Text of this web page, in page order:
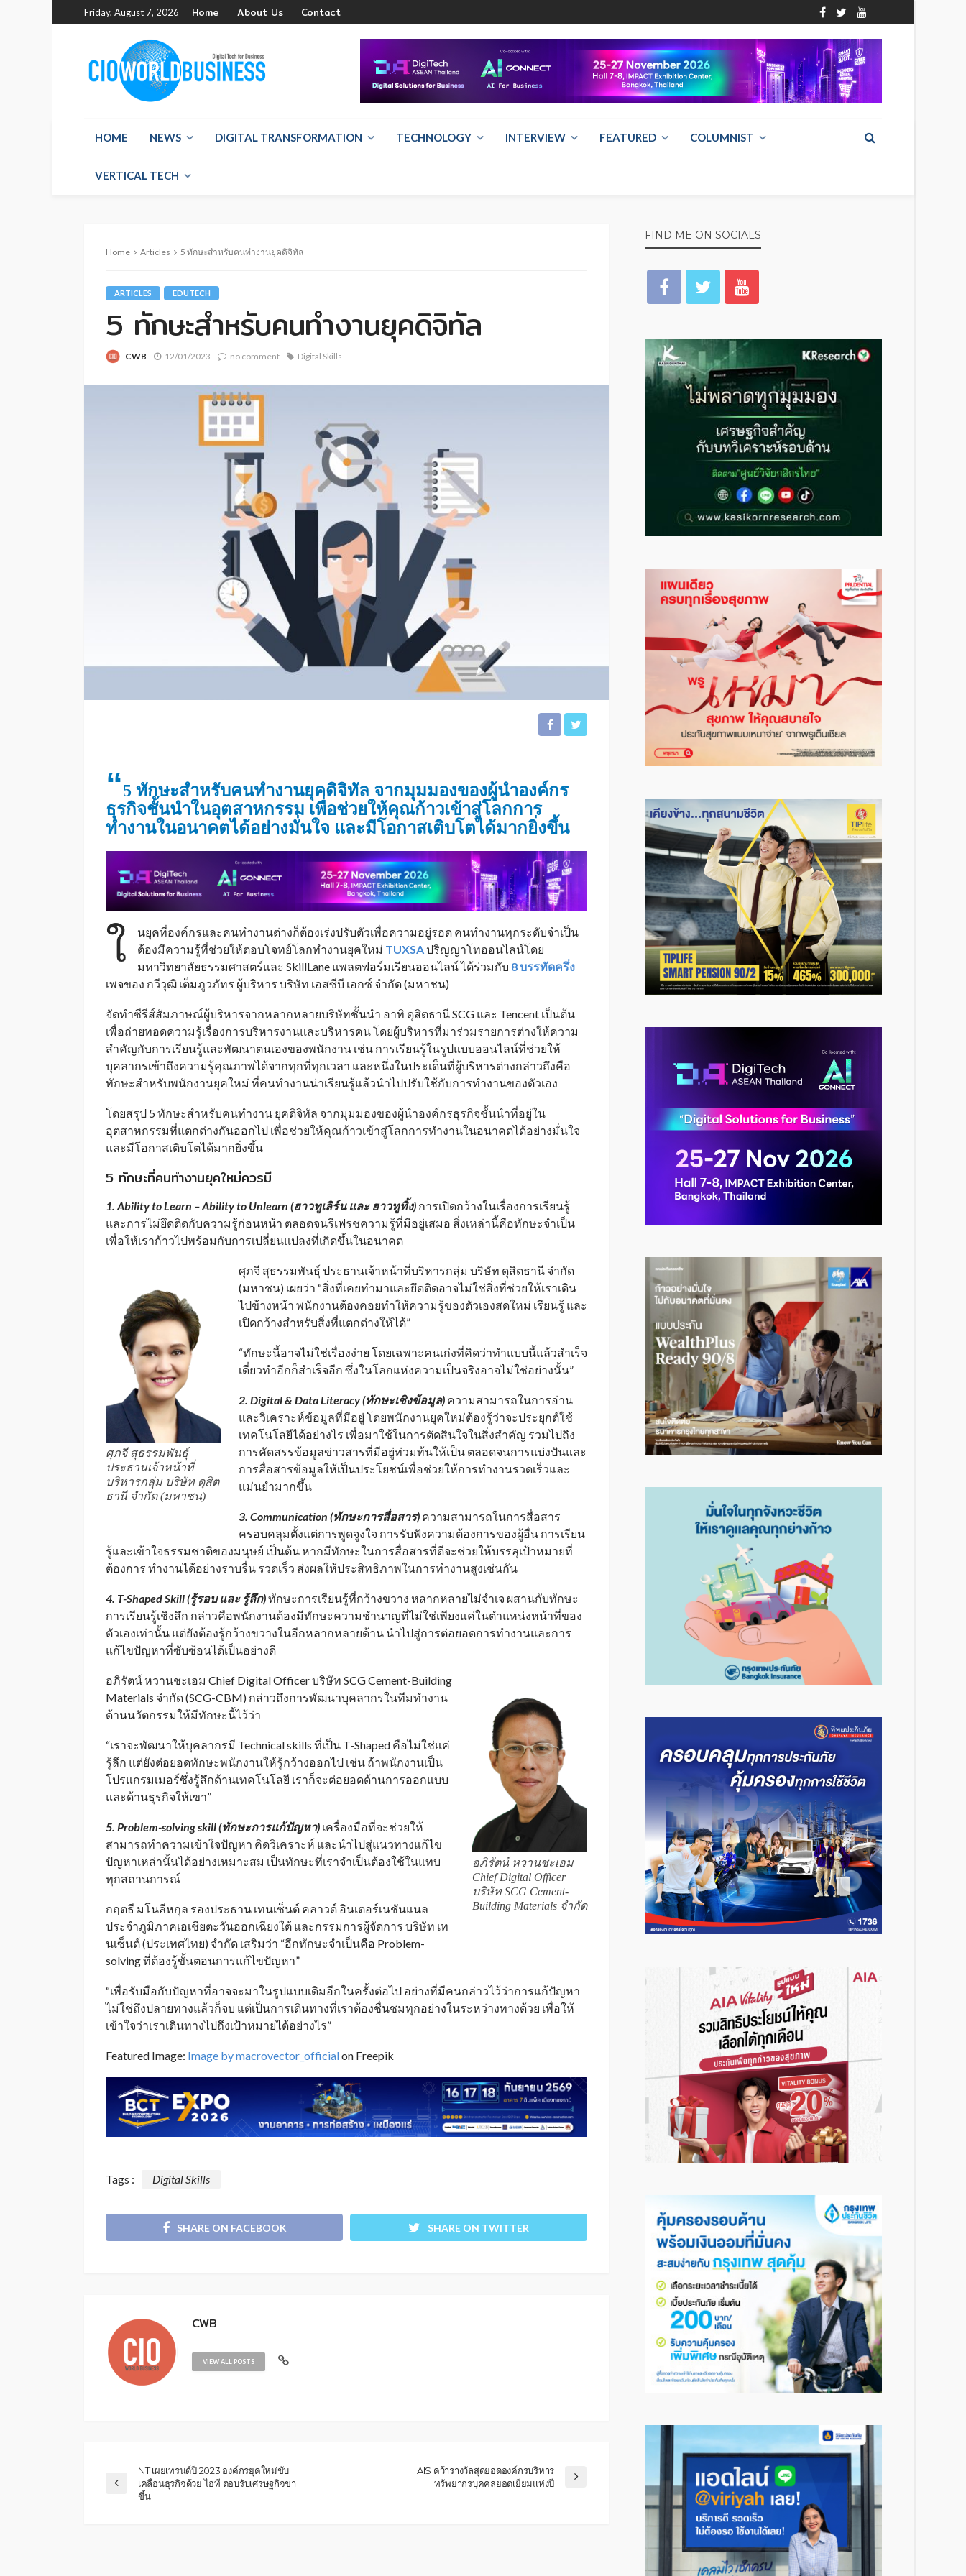
Friday, August 7, 2026 Home About Us Contact
HOME NEWS DIGITAL TRANSFORMATION TECHNOLOGY INTERVIEW FEATURED COLUMNIST
VERTICAL TECH
Home Articles 5 ทักษะสำหรับคนทำงานยุคดิจิทัล
ARTICLES EDUTECH
5 ทักษะสำหรับคนทำงานยุคดิจิทัล
CWB 12/01/2023 no comment Digital Skills
“5 ทักษะสำหรับคนทำงานยุคดิจิทัล จากมุมมองของผู้นำองค์กร
ธุรกิจชั้นนำในอุตสาหกรรม เพื่อช่วยให้คุณก้าวเข้าสู่โลกการ
ทำงานในอนาคตได้อย่างมั่นใจ และมีโอกาสเติบโตได้มากยิ่งขึ้น
ใ
นยุคที่องค์กรและคนทำงานต่างก็ต้องเร่งปรับตัวเพื่อความอยู่รอด คนทำงานทุกระดับจำเป็น
ต้องมีความรู้ที่ช่วยให้ตอบโจทย์โลกทำงานยุคใหม่ TUXSAปริญญาโทออนไลน์โดย
มหาวิทยาลัยธรรมศาสตร์และ SkillLane แพลตฟอร์มเรียนออนไลน์ ได้ร่วมกับ 8 บรรทัดครึ่ง
เพจของ กวีวุฒิ เต็มภูวภัทร ผู้บริหาร บริษัท เอสซีบี เอกซ์ จํากัด (มหาชน)
จัดทำซีรีส์สัมภาษณ์ผู้บริหารจากหลากหลายบริษัทชั้นนำ อาทิ ดุสิตธานี SCG และ Tencent เป็นต้น
เพื่อถ่ายทอดความรู้เรื่องการบริหารงานและบริหารคน โดยผู้บริหารที่มาร่วมรายการต่างให้ความ
สำคัญกับการเรียนรู้และพัฒนาตนเองของพนักงาน เช่น การเรียนรู้ในรูปแบบออนไลน์ที่ช่วยให้
บุคลากรเข้าถึงความรู้คุณภาพได้จากทุกที่ทุกเวลา และหนึ่งในประเด็นที่ผู้บริหารต่างกล่าวถึงคือ
ทักษะสำหรับพนักงานยุคใหม่ ที่คนทำงานน่าเรียนรู้แล้วนำไปปรับใช้กับการทำงานของตัวเอง
โดยสรุป 5 ทักษะสำหรับคนทำงาน ยุคดิจิทัล จากมุมมองของผู้นำองค์กรธุรกิจชั้นนำที่อยู่ใน
อุตสาหกรรมที่แตกต่างกันออกไป เพื่อช่วยให้คุณก้าวเข้าสู่โลกการทำงานในอนาคตได้อย่างมั่นใจ
และมีโอกาสเติบโตได้มากยิ่งขึ้น
5 ทักษะที่คนทำงานยุคใหม่ควรมี
1. Ability to Learn – Ability to Unlearn (ฮาวทูเลิร์น และ ฮาวทูทิ้ง) การเปิดกว้างในเรื่องการเรียนรู้
และการไม่ยึดติดกับความรู้ก่อนหน้า ตลอดจนรีเฟรชความรู้ที่มีอยู่เสมอ สิ่งเหล่านี้คือทักษะจำเป็น
เพื่อให้เราก้าวไปพร้อมกับการเปลี่ยนแปลงที่เกิดขึ้นในอนาคต
ศุภจี สุธรรมพันธุ์
ประธานเจ้าหน้าที่
บริหารกลุ่ม บริษัท ดุสิต
ธานี จำกัด (มหาชน)
ศุภจี สุธรรมพันธุ์ ประธานเจ้าหน้าที่บริหารกลุ่ม บริษัท ดุสิตธานี จำกัด
(มหาชน) เผยว่า “สิ่งที่เคยทำมาและยึดติดอาจไม่ใช่สิ่งที่ช่วยให้เราเดิน
ไปข้างหน้า พนักงานต้องคอยทำให้ความรู้ของตัวเองสดใหม่ เรียนรู้ และ
เปิดกว้างสำหรับสิ่งที่แตกต่างให้ได้”
“ทักษะนี้อาจไม่ใช่เรื่องง่าย โดยเฉพาะคนเก่งที่คิดว่าทำแบบนี้แล้วสำเร็จ
เดี๋ยวทำอีกก็สำเร็จอีก ซึ่งในโลกแห่งความเป็นจริงอาจไม่ใช่อย่างนั้น”
2. Digital & Data Literacy (ทักษะเชิงข้อมูล) ความสามารถในการอ่าน
และวิเคราะห์ข้อมูลที่มีอยู่ โดยพนักงานยุคใหม่ต้องรู้ว่าจะประยุกต์ใช้
เทคโนโลยีได้อย่างไร เพื่อมาใช้ในการตัดสินใจในสิ่งสำคัญ รวมไปถึง
การคัดสรรข้อมูลข่าวสารที่มีอยู่ท่วมท้นให้เป็น ตลอดจนการแบ่งปันและ
การสื่อสารข้อมูลให้เป็นประโยชน์เพื่อช่วยให้การทำงานรวดเร็วและ
แม่นยำมากขึ้น
3. Communication (ทักษะการสื่อสาร) ความสามารถในการสื่อสาร
ครอบคลุมตั้งแต่การพูดจูงใจ การรับฟังความต้องการของผู้อื่น การเรียน
รู้และเข้าใจธรรมชาติของมนุษย์ เป็นต้น หากมีทักษะในการสื่อสารที่ดีจะช่วยให้บรรลุเป้าหมายที่
ต้องการ ทำงานได้อย่างราบรื่น รวดเร็ว ส่งผลให้ประสิทธิภาพในการทำงานสูงเช่นกัน
4. T-Shaped Skill (รู้รอบ และ รู้ลึก)ทักษะการเรียนรู้ที่กว้างขวาง หลากหลายไม่จำเจ ผสานกับทักษะ
การเรียนรู้เชิงลึก กล่าวคือพนักงานต้องมีทักษะความชำนาญที่ไม่ใช่เพียงแค่ในตำแหน่งหน้าที่ของ
ตัวเองเท่านั้น แต่ยังต้องรู้กว้างขวางในอีกหลากหลายด้าน นำไปสู่การต่อยอดการทำงานและการ
แก้ไขปัญหาที่ซับซ้อนได้เป็นอย่างดี
อภิรัตน์ หวานชะเอม
Chief Digital Officer
บริษัท SCG Cement-
Building Materials จำกัด
อภิรัตน์ หวานชะเอม Chief Digital Officer บริษัท SCG Cement-Building
Materials จำกัด (SCG-CBM) กล่าวถึงการพัฒนาบุคลากรในทีมทำงาน
ด้านนวัตกรรมให้มีทักษะนี้ไว้ว่า
“เราจะพัฒนาให้บุคลากรมี Technical skills ที่เป็น T-Shaped คือไม่ใช่แค่
รู้ลึก แต่ยังต่อยอดทักษะพนักงานให้รู้กว้างออกไป เช่น ถ้าพนักงานเป็น
โปรแกรมเมอร์ซึ่งรู้ลึกด้านเทคโนโลยี เราก็จะต่อยอดด้านการออกแบบ
และด้านธุรกิจให้เขา”
5. Problem-solving skill (ทักษะการแก้ปัญหา) เครื่องมือที่จะช่วยให้
สามารถทำความเข้าใจปัญหา คิดวิเคราะห์ และนำไปสู่แนวทางแก้ไข
ปัญหาเหล่านั้นได้อย่างเหมาะสม เป็นทักษะที่เราจำเป็นต้องใช้ในแทบ
ทุกสถานการณ์
กฤตธี มโนลีหกุล รองประธาน เทนเซ็นต์ คลาวด์ อินเตอร์เนชันแนล
ประจำภูมิภาคเอเชียตะวันออกเฉียงใต้ และกรรมการผู้จัดการ บริษัท เท
นเซ็นต์ (ประเทศไทย) จำกัด เสริมว่า “อีกทักษะจำเป็นคือ Problem-
solving ที่ต้องรู้ขั้นตอนการแก้ไขปัญหา”
“เพื่อรับมือกับปัญหาที่อาจจะมาในรูปแบบเดิมอีกในครั้งต่อไป อย่างที่มีคนกล่าวไว้ว่าการแก้ปัญหา
ไม่ใช่ถึงปลายทางแล้วก็จบ แต่เป็นการเดินทางที่เราต้องชื่นชมทุกอย่างในระหว่างทางด้วย เพื่อให้
เข้าใจว่าเราเดินทางไปถึงเป้าหมายได้อย่างไร”
Featured Image: Image by macrovector_officialon Freepik
Tags : Digital Skills
SHARE ON FACEBOOK SHARE ON TWITTER
CWB
VIEW ALL POSTS
NT เผยเทรนด์ปี 2023 องค์กรยุคใหม่ขับ
เคลื่อนธุรกิจด้วย ไอที ตอบรับเศรษฐกิจขา
ขึ้น
AIS คว้ารางวัลสุดยอดองค์กรบริหาร
ทรัพยากรบุคคลยอดเยี่ยมแห่งปี
FIND ME ON SOCIALS